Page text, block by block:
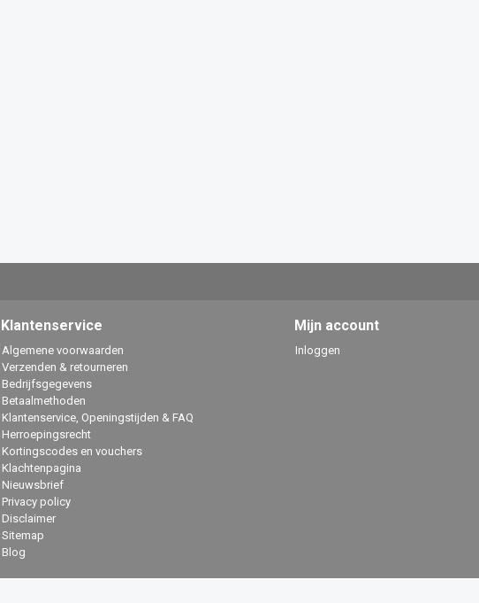
Klantenservice
Algemene voorwaarden
Verzenden & retourneren
Bedrijfsgegevens
Betaalmethoden
Klantenservice, Openingstijden & FAQ
Herroepingsrecht
Kortingscodes en vouchers
Klachtenpagina
Nieuwsbrief
Privacy policy
Disclaimer
Sitemap
Blog
Mijn account
Inloggen